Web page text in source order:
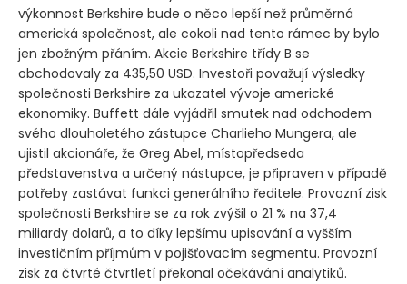
výkonnost Berkshire bude o něco lepší než průměrná
americká společnost, ale cokoli nad tento rámec by bylo
jen zbožným přáním. Akcie Berkshire třídy B se
obchodovaly za 435,50 USD. Investoři považují výsledky
společnosti Berkshire za ukazatel vývoje americké
ekonomiky. Buffett dále vyjádřil smutek nad odchodem
svého dlouholetého zástupce Charlieho Mungera, ale
ujistil akcionáře, že Greg Abel, místopředseda
představenstva a určený nástupce, je připraven v případě
potřeby zastávat funkci generálního ředitele. Provozní zisk
společnosti Berkshire se za rok zvýšil o 21 % na 37,4
miliardy dolarů, a to díky lepšímu upisování a vyšším
investičním příjmům v pojišťovacím segmentu. Provozní
zisk za čtvrté čtvrtletí překonal očekávání analytiků.